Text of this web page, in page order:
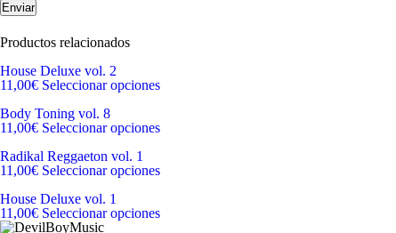
Productos relacionados
House Deluxe vol. 2
11,00€ Seleccionar opciones
Body Toning vol. 8
11,00€ Seleccionar opciones
Radikal Reggaeton vol. 1
11,00€ Seleccionar opciones
House Deluxe vol. 1
11,00€ Seleccionar opciones